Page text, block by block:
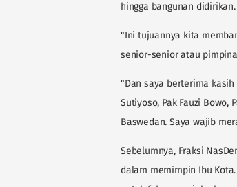
hingga bangunan didirikan.
"Ini tujuannya kita
senior-senior atau
"Dan saya berterima kasih
Sutiyoso, Pak Fauzi Bowo,
Baswedan. Saya wajib
Sebelumnya, Fraksi
dalam memimpin Ibu